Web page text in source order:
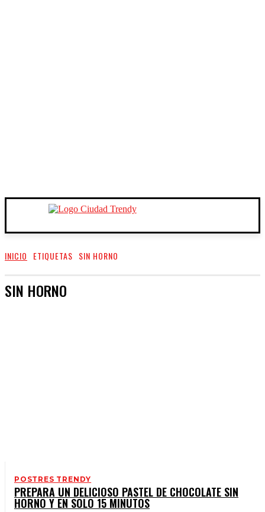
INICIO ETIQUETAS SIN HORNO
SIN HORNO
POSTRES TRENDY
PREPARA UN DELICIOSO PASTEL DE CHOCOLATE SIN
HORNO Y EN SOLO 15 MINUTOS